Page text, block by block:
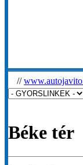
//
Béke tér